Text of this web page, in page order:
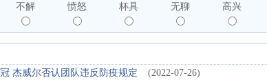
不解 愤怒 杯具 无聊 高兴
杰威尔否认团队违反防疫规定
(2022-07-26)